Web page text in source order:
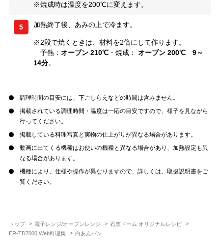
トップ 電子レンジ/オーブンレンジ
石窯ドーム オリジナルレシピ
ER-TD7000 Web料理集
白あんパン
※焼成時は温度を200℃に変えます。
5 加熱終了後、あみの上で冷ます。
※2段で焼くときは、材料を2倍にして作ります。
予熱： オーブン 210℃ ・焼成： オーブン 200℃ 9～
14分。
調理時間の目安には、下ごしらえなどの時間は含みません。
掲載されている調理時間・温度は一応の目安ですので、様子を見ながら
行ってください。
掲載している料理写真と実物の仕上がりが異なる場合があります。
動画に出てくる機種はお使いの機種と異なる場合があり、加熱設定も異
なる場合があります。
機種により、仕様や操作が異なりますので、詳しくは、取扱説明書をご
覧ください。